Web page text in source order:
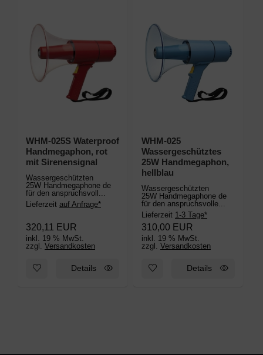
WHM-025S Waterproof
Handmegaphon, rot
mit Sirenensignal
Wassergeschützten
25W Handmegaphone de
für den anspruchsvoll...
Lieferzeit auf Anfrage*
320,11 EUR
inkl. 19 % MwSt.
zzgl. Versandkosten
Zum Merkzettel hinzufügen: WHM-025S Waterproof
Details
WHM-025
Wassergeschütztes
25W Handmegaphon,
hellblau
Wassergeschützten
25W Handmegaphone de
für den anspruchsvolle...
Lieferzeit 1-3 Tage*
310,00 EUR
inkl. 19 % MwSt.
zzgl. Versandkosten
Zum Merkzettel hinzufügen:
Details